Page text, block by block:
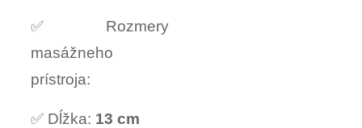
✅ Rozmery
masážneho
prístroja:
✅ Dĺžka: 13 cm